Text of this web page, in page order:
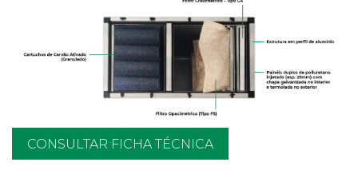
CONSULTAR FICHA TÉCNICA